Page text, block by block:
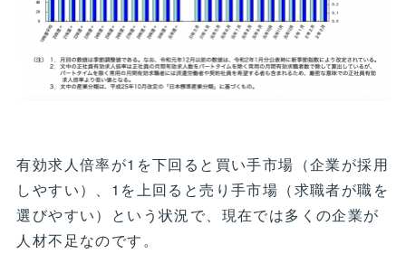
有効求人倍率が1を下回ると買い手市場（企業が採用
しやすい）、1を上回ると売り手市場（求職者が職を
選びやすい）という状況で、現在では多くの企業が
人材不足なのです。